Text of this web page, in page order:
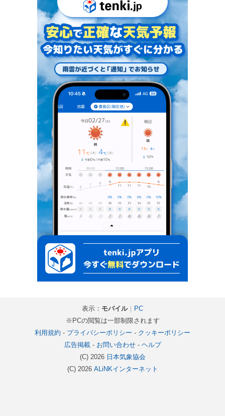
表示： モバイル｜
PC
※PCの閲覧は一部制限されます
利用規約 - プライバシーポリシー - クッキーポリシー
広告掲載- お問い合わせ- ヘルプ
(C) 2026 日本気象協会
(C) 2026 ALiNKインターネット